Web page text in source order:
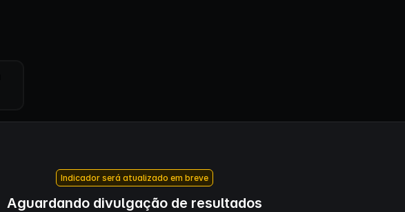
Indicador será atualizado em breve
Aguardando divulgação de resultados